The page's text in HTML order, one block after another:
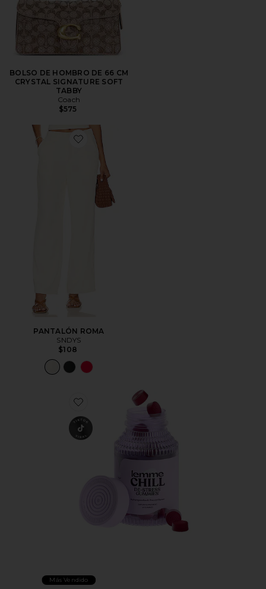
BOLSO DE HOMBRO DE 66 CM
CRYSTAL SIGNATURE SOFT
TABBY
Coach
$575
Favorite PANTALÓN ROMA
PANTALÓN ROMA
SNDYS
$108
Favorite GOMITAS DE VITAMINA CHILL
Más Vendido